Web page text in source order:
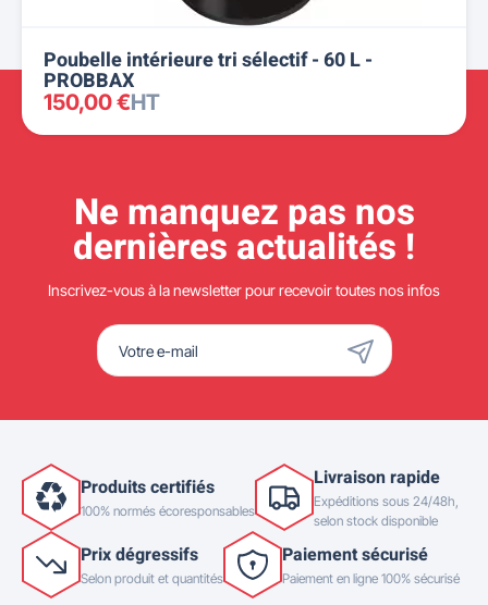
Poubelle intérieure tri sélectif - 60 L -
PROBBAX
150,00 €HT
Ne manquez pas nos
dernières actualités !
Inscrivez-vous à la newsletter pour recevoir toutes nos infos
Produits certifiés
100% normés écoresponsables
Livraison rapide
Expéditions sous 24/48h,
selon stock disponible
Prix dégressifs
Selon produit et quantités
Paiement sécurisé
Paiement en ligne 100% sécurisé